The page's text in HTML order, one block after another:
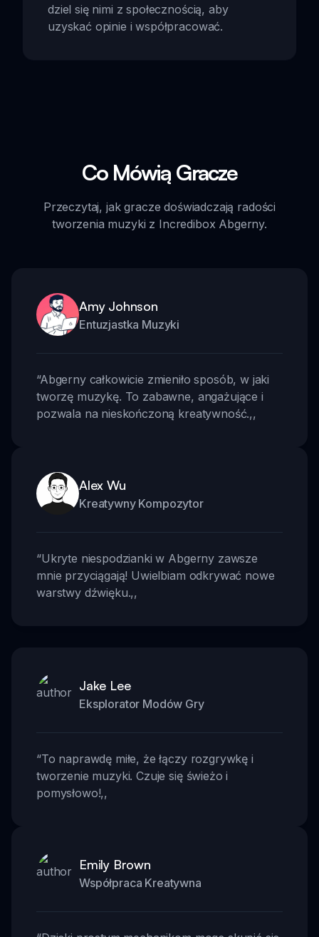
dziel się nimi z społecznością, aby
uzyskać opinie i współpracować.
Co Mówią Gracze
Przeczytaj, jak gracze doświadczają radości
tworzenia muzyki z Incredibox Abgerny.
Amy Johnson
Entuzjastka Muzyki
“Abgerny całkowicie zmieniło sposób, w jaki
tworzę muzykę. To zabawne, angażujące i
pozwala na nieskończoną kreatywność.,,
Alex Wu
Kreatywny Kompozytor
“Ukryte niespodzianki w Abgerny zawsze
mnie przyciągają! Uwielbiam odkrywać nowe
warstwy dźwięku.,,
Jake Lee
Eksplorator Modów Gry
“To naprawdę miłe, że łączy rozgrywkę i
tworzenie muzyki. Czuje się świeżo i
pomysłowo!,,
Emily Brown
Współpraca Kreatywna